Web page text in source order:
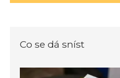
Co se dá sníst